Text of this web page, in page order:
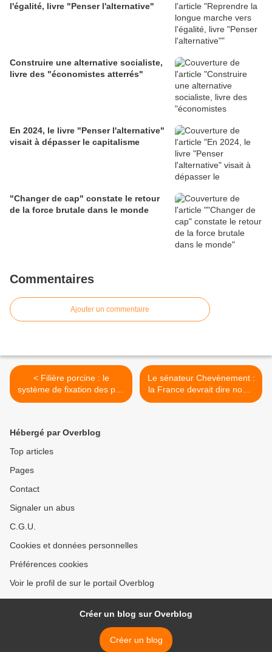
l'égalité, livre "Penser l'alternative"
Construire une alternative socialiste,
livre des "économistes atterrés"
En 2024, le livre "Penser l'alternative"
visait à dépasser le capitalisme
"Changer de cap" constate le retour
de la force brutale dans le monde
Commentaires
Ajouter un commentaire
< Filière porcine : le
système de fixation des prix
est à revoir (F Laisné)
Le sénateur Chevènement :
la France devrait dire non à
l'Allemagne >
Hébergé par Overblog
Top articles
Pages
Contact
Signaler un abus
C.G.U.
Cookies et données personnelles
Préférences cookies
Voir le profil de sur le portail Overblog
Créer un blog sur Overblog
Créer un blog